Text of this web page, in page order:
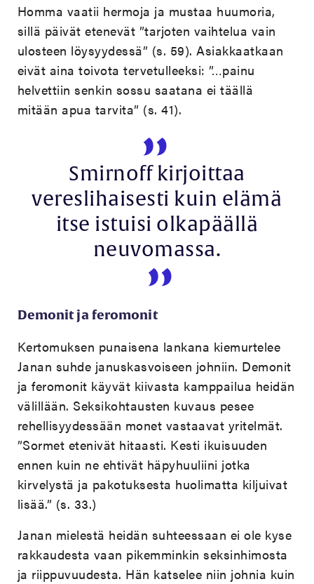
Homma vaatii hermoja ja mustaa huumoria,
sillä päivät etenevät ”tarjoten vaihtelua vain
ulosteen löysyydessä” (s. 59). Asiakkaatkaan
eivät aina toivota tervetulleeksi: ”…painu
helvettiin senkin sossu saatana ei täällä
mitään apua tarvita” (s. 41).
Smirnoff kirjoittaa
vereslihaisesti kuin elämä
itse istuisi olkapäällä
neuvomassa.
Demonit ja feromonit
Kertomuksen punaisena lankana kiemurtelee
Janan suhde januskasvoiseen johniin. Demonit
ja feromonit käyvät kiivasta kamppailua heidän
välillään. Seksikohtausten kuvaus pesee
rehellisyydessään monet vastaavat yritelmät.
”Sormet etenivät hitaasti. Kesti ikuisuuden
ennen kuin ne ehtivät häpyhuuliini jotka
kirvelystä ja pakotuksesta huolimatta kiljuivat
lisää.” (s. 33.)
Janan mielestä heidän suhteessaan ei ole kyse
rakkaudesta vaan pikemminkin seksinhimosta
ja riippuvuudesta. Hän katselee niin johnia kuin